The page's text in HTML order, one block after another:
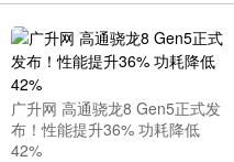
广升网 高通骁龙8 Gen5正式发
布！性能提升36% 功耗降低
42%